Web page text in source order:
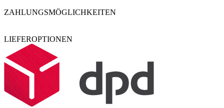
ZAHLUNGSMÖGLICHKEITEN
LIEFEROPTIONEN